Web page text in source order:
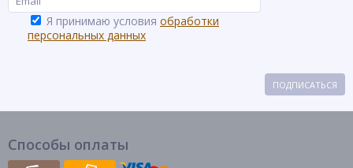
Я принимаю условия обработки
персональных данных
ПОДПИСАТЬСЯ
Способы оплаты